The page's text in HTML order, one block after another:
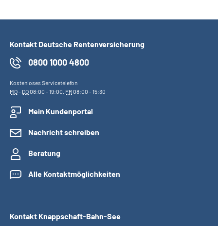
Kontakt Deutsche Rentenversicherung
0800 1000 4800
Kostenloses Servicetelefon
MO- DO08:00 - 19:00, FR08:00 - 15:30
Mein Kundenportal
Nachricht schreiben
Beratung
Alle Kontaktmöglichkeiten
Kontakt Knappschaft-Bahn-See